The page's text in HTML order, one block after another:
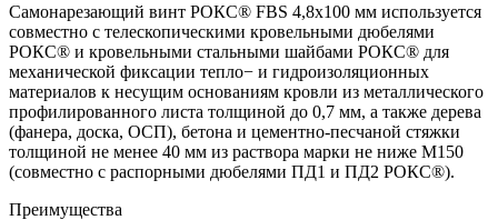
Самонарезающий винт РОКС® FBS 4,8x100 мм используется
совместно с телескопическими кровельными дюбелями
РОКС® и кровельными стальными шайбами РОКС® для
механической фиксации тепло− и гидроизоляционных
материалов к несущим основаниям кровли из металлического
профилированного листа толщиной до 0,7 мм, а также дерева
(фанера, доска, ОСП), бетона и цементно-песчаной стяжки
толщиной не менее 40 мм из раствора марки не ниже М150
(совместно с распорными дюбелями ПД1 и ПД2 РОКС®).
Преимущества